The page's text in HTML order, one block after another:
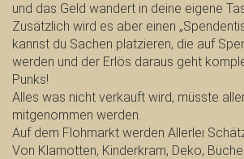
und das Geld wandert in deine eigene
Zusätzlich wird es aber einen
kannst du Sachen platzieren, die auf
werden und der Erlös daraus geht
Punks!
Alles was nicht verkauft wird, müsste
mitgenommen werden.
Auf dem Flohmarkt werden Allerlei
Von Klamotten, Kinderkram, Deko,